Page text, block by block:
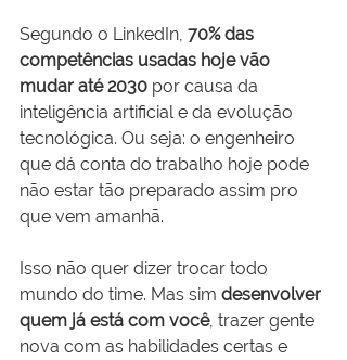
Segundo o LinkedIn, 70% das
competências usadas hoje vão
mudar até 2030 por causa da
inteligência artificial e da evolução
tecnológica. Ou seja: o engenheiro
que dá conta do trabalho hoje pode
não estar tão preparado assim pro
que vem amanhã.
Isso não quer dizer trocar todo
mundo do time. Mas sim desenvolver
quem já está com você, trazer gente
nova com as habilidades certas e